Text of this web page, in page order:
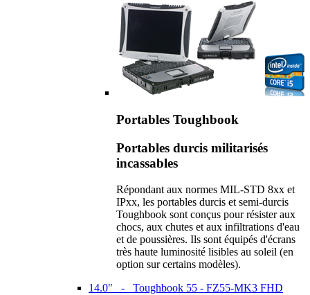
Portables Toughbook
Portables durcis militarisés
incassables
Répondant aux normes MIL-STD 8xx et
IPxx, les portables durcis et semi-durcis
Toughbook sont conçus pour résister aux
chocs, aux chutes et aux infiltrations d'eau
et de poussières. Ils sont équipés d'écrans
très haute luminosité lisibles au soleil (en
option sur certains modèles).
14.0" - Toughbook 55 - FZ55-MK3 FHD